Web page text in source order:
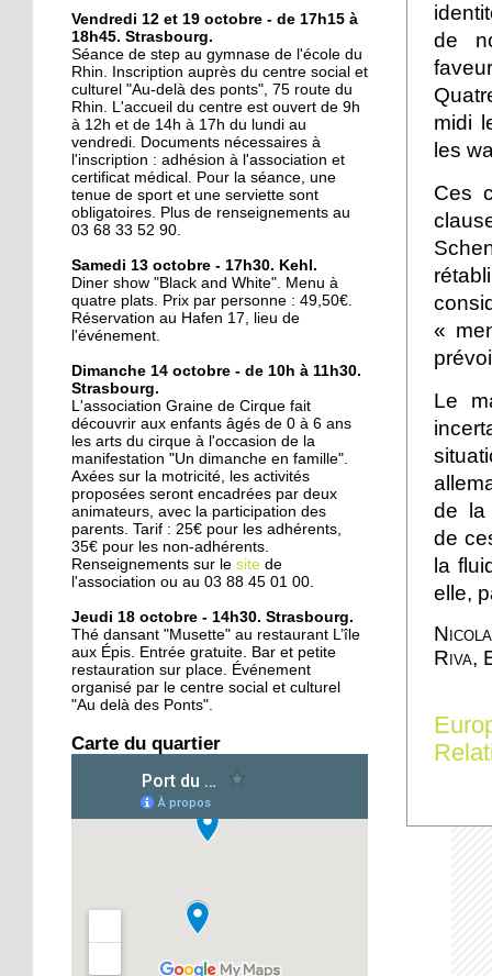
16 octobre 2017
La lecture au coin de la
rue
16 octobre 2017
Au Port-du-Rhin, une
micro crèche complète
l'offre de garde
16 octobre 2017
Le Cyclotour s'élance
sous le soleil
14 octobre 2017
Deux-Rives : "Eviter de
faire des contresens"
12 octobre 2017
Du Port du Rhin au port
d'Amsterdam
25 septembre 2015
Deux rives, treize ponts
24 septembre 2015
L'Ososphère : de retour à
la Coop dès l'an prochain
24 septembre 2015
Le centre équestre des
Deux Rives remonte en
Oüday, 16 ans, réfugié
syrien, concentré sur son
Vendredi 12 et 19 octobre - de 17h15 à
18h45. Strasbourg.
Séance de step au gymnase de l'école du
Rhin. Inscription auprès du centre social et
culturel "Au-delà des ponts", 75 route du
Rhin. L'accueil du centre est ouvert de 9h
à 12h et de 14h à 17h du lundi au
vendredi. Documents nécessaires à
l'inscription : adhésion à l'association et
certificat médical. Pour la séance, une
tenue de sport et une serviette sont
obligatoires. Plus de renseignements au
03 68 33 52 90.
Samedi 13 octobre - 17h30. Kehl.
Diner show "Black and White". Menu à
quatre plats. Prix par personne : 49,50€.
Réservation au Hafen 17, lieu de
l'événement.
Dimanche 14 octobre - de 10h à 11h30.
Strasbourg.
L'association Graine de Cirque fait
découvrir aux enfants âgés de 0 à 6 ans
les arts du cirque à l'occasion de la
manifestation "Un dimanche en famille".
Axées sur la motricité, les activités
proposées seront encadrées par deux
animateurs, avec la participation des
parents. Tarif : 25€ pour les adhérents,
35€ pour les non-adhérents.
Renseignements sur le site de
l'association ou au 03 88 45 01 00.
Jeudi 18 octobre - 14h30. Strasbourg.
Thé dansant "Musette" au restaurant L’île
aux Épis. Entrée gratuite. Bar et petite
restauration sur place. Événement
organisé par le centre social et culturel
"Au delà des Ponts".
Carte du quartier
de
midi
les
Ces
«
Le
de la
de
la
elle,
Riva,